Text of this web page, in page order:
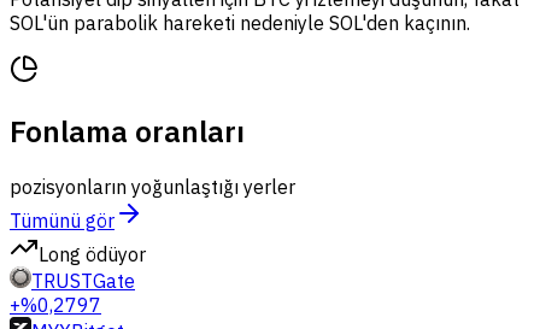
SOL'ün parabolik hareketi nedeniyle SOL'den kaçının.
Fonlama oranları
pozisyonların yoğunlaştığı yerler
Tümünü gör
Long ödüyor
TRUSTGate
+%0,2797